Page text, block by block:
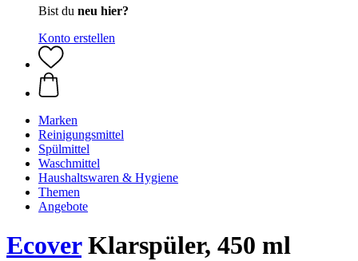
Bist du neu hier?
Konto erstellen
Marken
Reinigungsmittel
Spülmittel
Waschmittel
Haushaltswaren & Hygiene
Themen
Angebote
EcoverKlarspüler, 450 ml